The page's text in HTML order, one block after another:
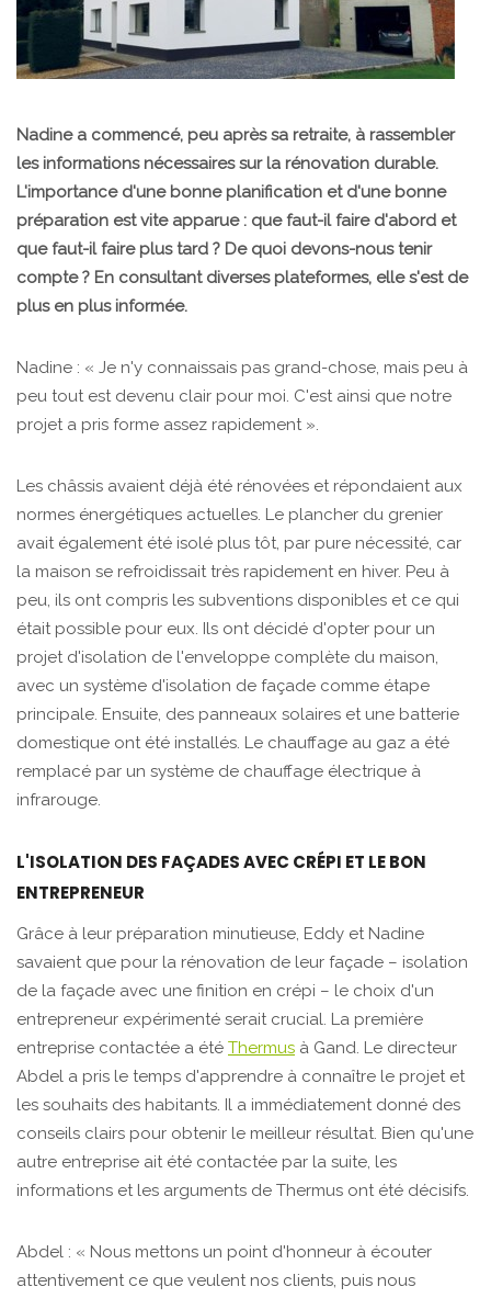
Nadine a commencé, peu après sa retraite, à rassembler
les informations nécessaires sur la rénovation durable.
L'importance d'une bonne planification et d'une bonne
préparation est vite apparue : que faut-il faire d'abord et
que faut-il faire plus tard ? De quoi devons-nous tenir
compte ? En consultant diverses plateformes, elle s'est de
plus en plus informée.
Nadine : « Je n'y connaissais pas grand-chose, mais peu à
peu tout est devenu clair pour moi. C'est ainsi que notre
projet a pris forme assez rapidement ».
Les châssis avaient déjà été rénovées et répondaient aux
normes énergétiques actuelles. Le plancher du grenier
avait également été isolé plus tôt, par pure nécessité, car
la maison se refroidissait très rapidement en hiver. Peu à
peu, ils ont compris les subventions disponibles et ce qui
était possible pour eux. Ils ont décidé d'opter pour un
projet d'isolation de l'enveloppe complète du maison,
avec un système d'isolation de façade comme étape
principale. Ensuite, des panneaux solaires et une batterie
domestique ont été installés. Le chauffage au gaz a été
remplacé par un système de chauffage électrique à
infrarouge.
L'ISOLATION DES FAÇADES AVEC CRÉPI ET LE BON
ENTREPRENEUR
Grâce à leur préparation minutieuse, Eddy et Nadine
savaient que pour la rénovation de leur façade – isolation
de la façade avec une finition en crépi – le choix d'un
entrepreneur expérimenté serait crucial. La première
entreprise contactée a été Thermus à Gand. Le directeur
Abdel a pris le temps d'apprendre à connaître le projet et
les souhaits des habitants. Il a immédiatement donné des
conseils clairs pour obtenir le meilleur résultat. Bien qu'une
autre entreprise ait été contactée par la suite, les
informations et les arguments de Thermus ont été décisifs.
Abdel : « Nous mettons un point d'honneur à écouter
attentivement ce que veulent nos clients, puis nous